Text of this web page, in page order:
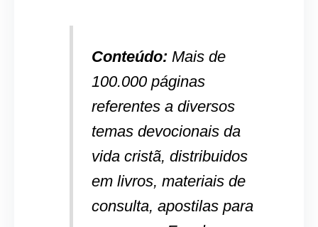
Conteúdo: Mais de
100.000 páginas
referentes a diversos
temas devocionais da
vida cristã, distribuidos
em livros, materiais de
consulta, apostilas para